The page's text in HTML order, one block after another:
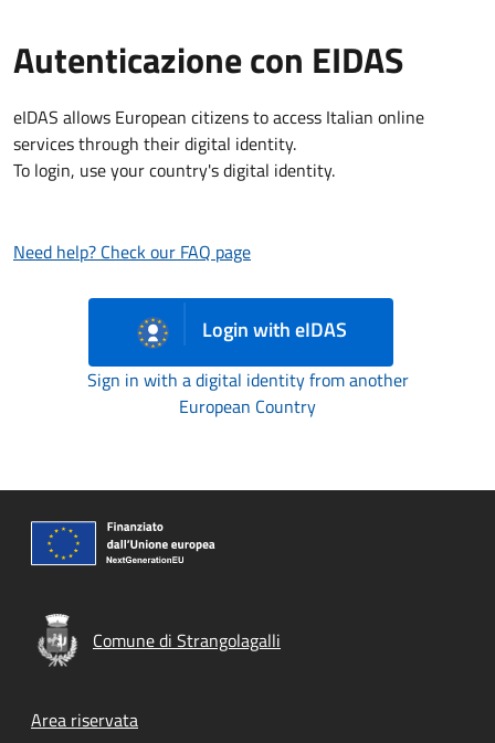
Autenticazione con EIDAS
eIDAS allows European citizens to access Italian online
services through their digital identity.
To login, use your country's digital identity.
Need help? Check our FAQ page
Login with eIDAS
Sign in with a digital identity from another
European Country
Comune di Strangolagalli
Footer menu
Area riservata